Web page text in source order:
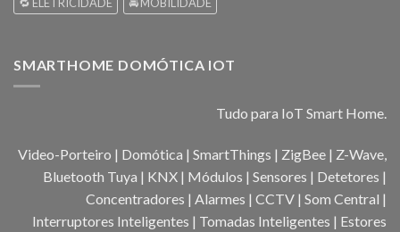
SMARTHOME DOMÓTICA IOT
Tudo para IoT Smart Home.
Video-Porteiro | Domótica | SmartThings | ZigBee | Z-Wave,
Bluetooth Tuya | KNX | Módulos | Sensores | Detetores |
Concentradores | Alarmes | CCTV | Som Central |
Interruptores Inteligentes | Tomadas Inteligentes | Estores